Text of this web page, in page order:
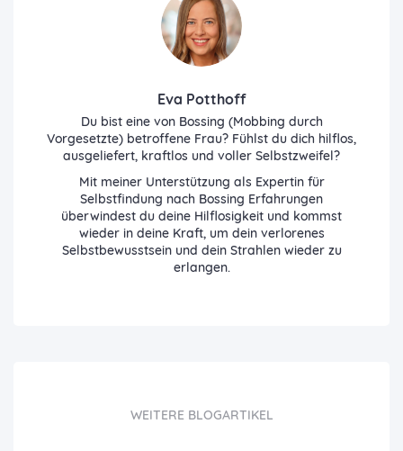
Eva Potthoff
Du bist eine von Bossing (Mobbing durch
Vorgesetzte) betroffene Frau? Fühlst du dich hilflos,
ausgeliefert, kraftlos und voller Selbstzweifel?
Mit meiner Unterstützung als Expertin für
Selbstfindung nach Bossing Erfahrungen
überwindest du deine Hilflosigkeit und kommst
wieder in deine Kraft, um dein verlorenes
Selbstbewusstsein und dein Strahlen wieder zu
erlangen.
WEITERE BLOGARTIKEL